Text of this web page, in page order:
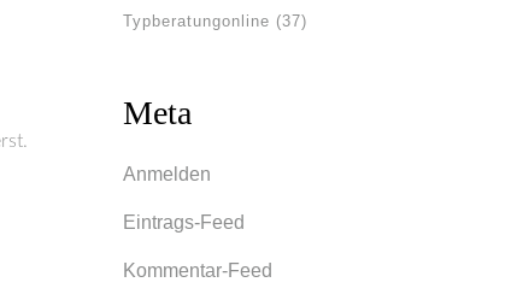
Typberatungonline (37)
Meta
Anmelden
Eintrags-Feed
Kommentar-Feed